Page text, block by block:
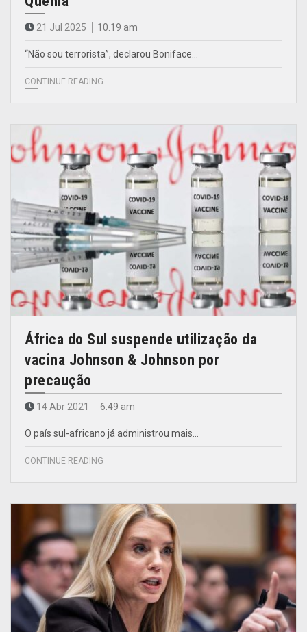
21 Jul 2025 10.19 am
“Não sou terrorista”, declarou Boniface…
CONTINUE READING
África do Sul suspende utilização da
vacina Johnson & Johnson por
precaução
14 Abr 2021 6.49 am
O país sul-africano já administrou mais…
CONTINUE READING